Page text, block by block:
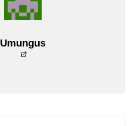
Umungus